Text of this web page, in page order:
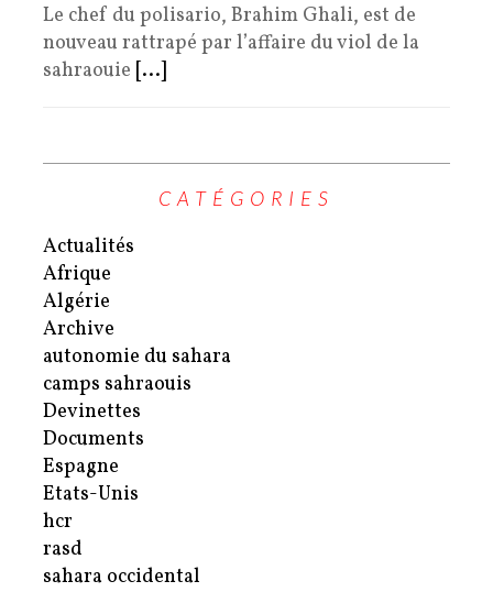
Le chef du polisario, Brahim Ghali, est de
nouveau rattrapé par l’affaire du viol de la
sahraouie [...]
CATÉGORIES
Actualités
Afrique
Algérie
Archive
autonomie du sahara
camps sahraouis
Devinettes
Documents
Espagne
Etats-Unis
hcr
rasd
sahara occidental